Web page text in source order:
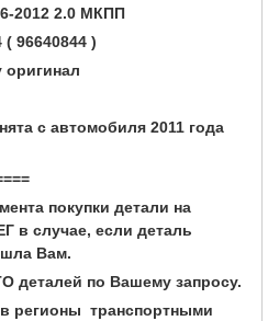
2012 2.0 МКПП
96640844 )
оригинал
с автомобиля 2011 года
покупки детали на
случае, если деталь
Вам.
деталей по Вашему запросу.
регионы транспортными